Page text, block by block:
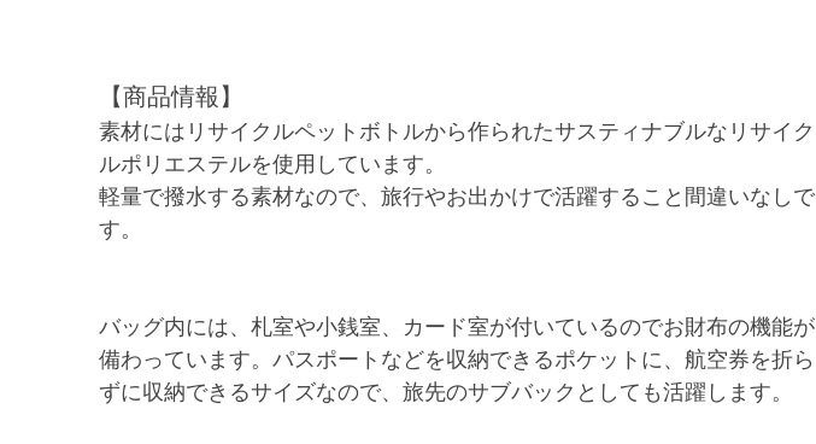
【商品情報】
素材にはリサイクルペットボトルから作られたサスティナブルなリサイク
ルポリエステルを使用しています。
軽量で撥水する素材なので、旅行やお出かけで活躍すること間違いなしで
す。
バッグ内には、札室や小銭室、カード室が付いているのでお財布の機能が
備わっています。パスポートなどを収納できるポケットに、航空券を折ら
ずに収納できるサイズなので、旅先のサブバックとしても活躍します。